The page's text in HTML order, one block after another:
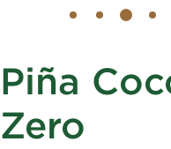
Piña
Zero